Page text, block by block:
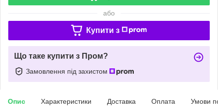
або
Купити з
Що таке купити з Пром?
Замовлення під захистом
Опис Характеристики Доставка Оплата Умови